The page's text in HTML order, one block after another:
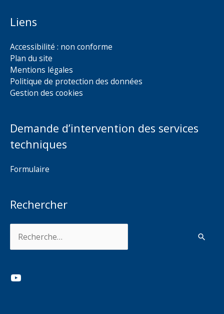
Liens
Accessibilité : non conforme
Plan du site
Mentions légales
Politique de protection des données
Gestion des cookies
Demande d’intervention des services
techniques
Formulaire
Rechercher
YouTube